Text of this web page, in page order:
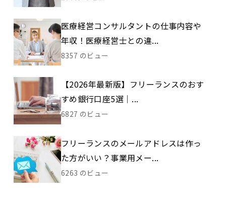
医療経営コンサルタントの仕事内容や
年収！医療経営士との違...
8357 のビュー
【2026年最新版】フリーランスのおす
すめ銀行口座5選｜...
6827 のビュー
フリーランスのメールアドレスは作っ
た方がいい？事業用メー...
6263 のビュー